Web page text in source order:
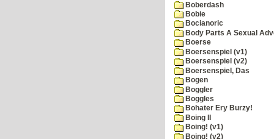
Boberdash
Bobie
Bocianoric
Body Parts A Sexual
Boerse
Boersenspiel (v1)
Boersenspiel (v2)
Boersenspiel, Das
Bogen
Boggler
Boggles
Bohater Ery Burzy!
Boing II
Boing! (v1)
Boing! (v2)